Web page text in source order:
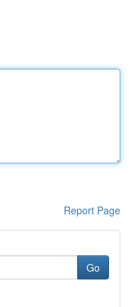
Report Page
Go